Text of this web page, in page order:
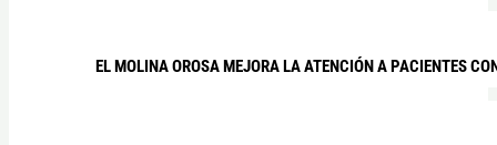
EL MOLINA OROSA MEJORA LA ATENCIÓN A PACIENTES